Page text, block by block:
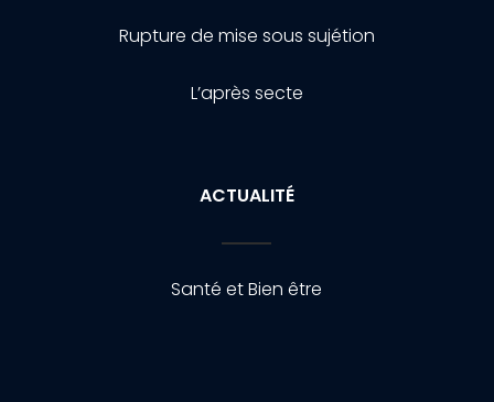
Rupture de mise sous sujétion
L’après secte
ACTUALITÉ
Santé et Bien être